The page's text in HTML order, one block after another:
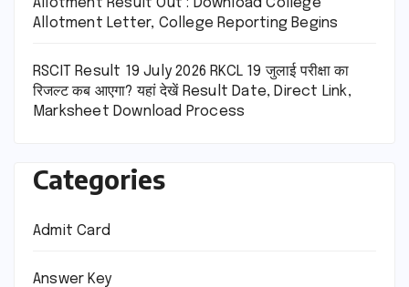
Allotment Letter, College Reporting Begins
RSCIT Result 19 July 2026 RKCL 19 जुलाई परीक्षा का
रिजल्ट कब आएगा? यहां देखें Result Date, Direct Link,
Marksheet Download Process
Categories
Admit Card
Answer Key